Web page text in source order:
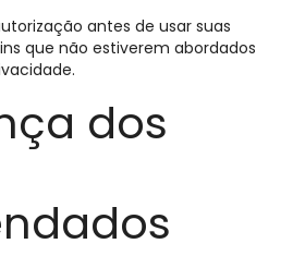
antes de usar suas
que não estiverem abordados
dos